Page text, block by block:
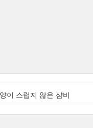
이 스럽지 않은 샴비